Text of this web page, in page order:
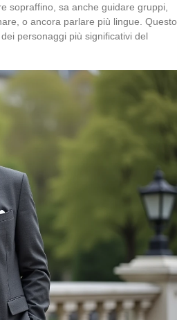
sopraffino, sa anche guidare gruppi,
o ancora parlare più lingue. Questo
personaggi più significativi del